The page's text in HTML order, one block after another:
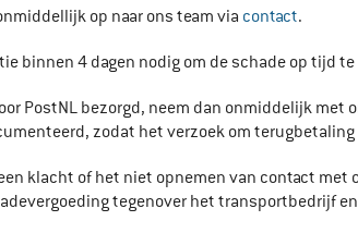
op naar ons team via contact.
binnen 4 dagen nodig om de schade op tijd
PostNL bezorgd, neem dan onmiddelijk
zodat het verzoek om
klacht of het niet opnemen van contact
tegenover het transportbedrijf